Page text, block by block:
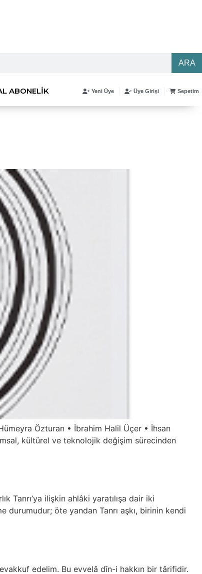
ARA
ABONELIK Yeni Üye Üye Girişi Sepetim
Özturan • İbrahim Halil Üçer • İhsan
kültürel ve teknolojik değişim sürecinden
Tanrı’ya ilişkin ahlâki yaratılışa dair iki
öte yandan Tanrı aşkı, birinin kendi
edelim. Bu evvelâ dîn-i hakkın bir târifidir.